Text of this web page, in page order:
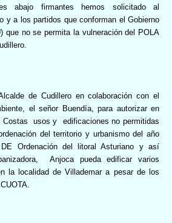
abajo firmantes hemos solicitado al
y a los partidos que conforman el Gobierno
que no se permita la vulneración del POLA
de Cudillero en colaboración con el
el señor Buendía, para autorizar en
Costas
usos y
edificaciones no permitidas
del territorio y urbanismo del año
Ordenación del litoral Asturiano y así
Anjoca pueda edificar varios
la localidad de Villademar a pesar de los